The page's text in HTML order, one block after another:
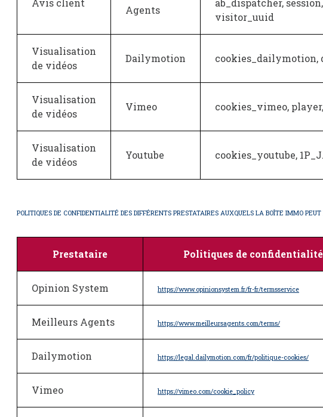
Avis client
Agents
ab_dispatcher,
visitor_uuid
Visualisation
de vidéos
Dailymotion cookies_dailymotion,
Visualisation
de vidéos
Vimeo cookies_vimeo,
Visualisation
de vidéos
Youtube cookies_youtube,
POLITIQUES DE CONFIDENTIALITÉ DES DIFFÉRENTS PRESTATAIRES AUXQUELS LA BOÎTE IMMO
Prestataire Politiques de confidentialité
Opinion System https://www.opinionsystem.fr/fr-fr/termsservice
Meilleurs Agents https://www.meilleursagents.com/terms/
Dailymotion https://legal.dailymotion.com/fr/politique-cookies/
Vimeo https://vimeo.com/cookie_policy